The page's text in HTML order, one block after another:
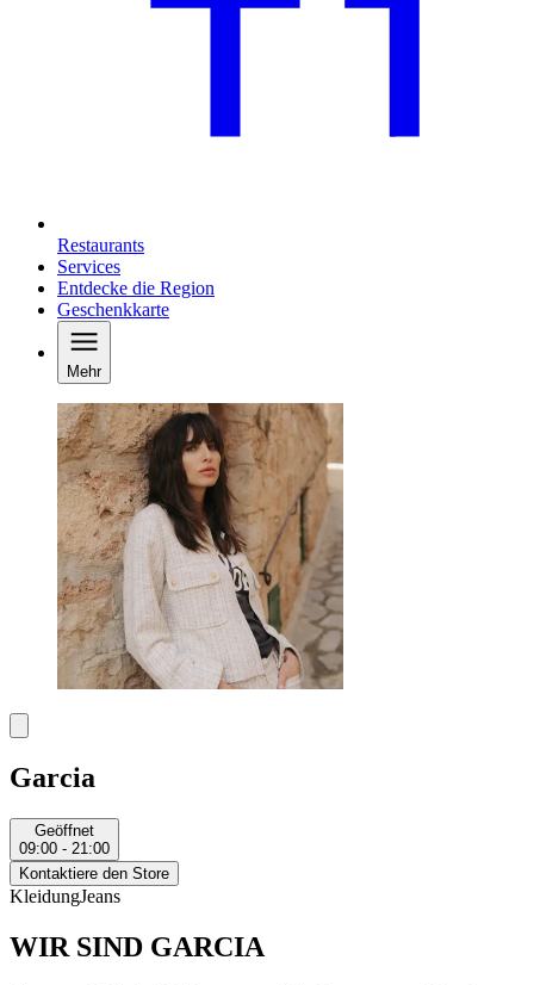
Restaurants
Services
Entdecke die Region
Geschenkkarte
Mehr
Garcia
Geöffnet
09:00 - 21:00
Kontaktiere den Store
KleidungJeans
WIR SIND GARCIA